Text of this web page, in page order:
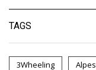
TAGS
3Wheeling Alpes